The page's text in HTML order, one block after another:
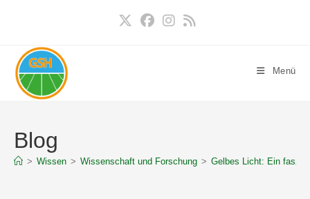
Menü
Blog
> Wissen > Wissenschaft und Forschung > Gelbes Licht: Ein